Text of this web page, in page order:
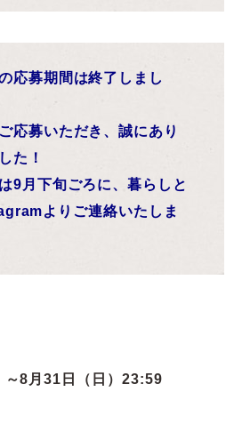
応募期間は終了しまし
応募いただき、誠にあり
た！
9月下旬ごろに、暮らしと
よりご連絡いたしま
～8月31日（日）23:59